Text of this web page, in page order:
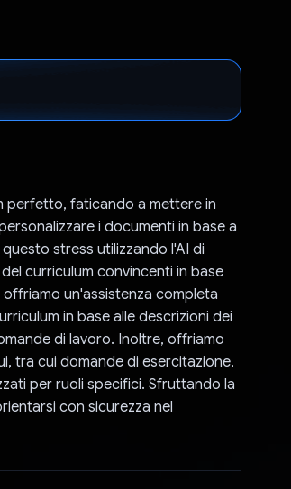
perfetto, faticando a mettere in
i documenti in base a
stress utilizzando l'AI di
curriculum convincenti in base
un'assistenza completa
in base alle descrizioni dei
di lavoro. Inoltre, offriamo
tra cui domande di esercitazione,
per ruoli specifici. Sfruttando la
con sicurezza nel